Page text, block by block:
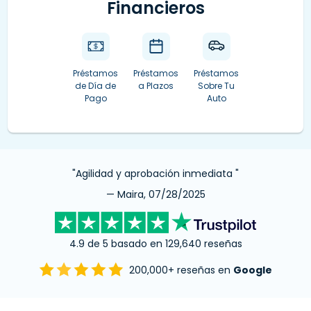
Financieros
Préstamos
de Día de
Pago
Préstamos
a Plazos
Préstamos
Sobre Tu
Auto
"Agilidad y aprobación inmediata "
— Maira, 07/28/2025
4.9 de 5 basado en 129,640 reseñas
200,000+ reseñas en Google